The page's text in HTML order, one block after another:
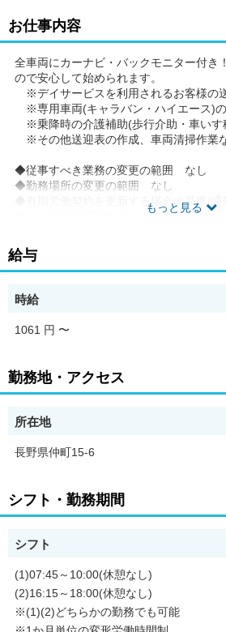
お仕事内容
もっと見る
全車両にカーナビ・バックモニター付き
ので安心して始められます。
※デイサービスを利用されるお客様の
※専用車両(キャラバン・ハイエース)
※乗降時の介護補助(歩行介助・車いす
※その他送迎表の作成、車両清掃作業
◆従事すべき業務の変更の範囲 なし
◆勤務場所の変更の範囲 なし
◆有期労働契約を更新する場合の基準(通
数の上限)就業規則に定める禁止行為・懲
◆ご希望があれば、通勤可能な範囲内で
他事業所も併せて選考が可能です。
給与
時給
1061 円 〜
勤務地・アクセス
所在地
長野県仲町15-6
シフト・勤務期間
シフト
(1)07:45～10:00(休憩なし)
(2)16:15～18:00(休憩なし)
※(1)(2)どちらかの勤務でも可能